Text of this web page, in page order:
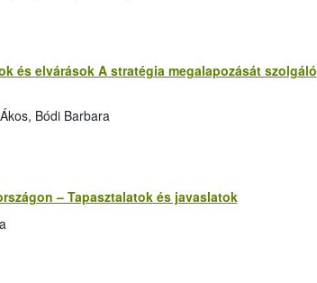
és elvárások A stratégia megalapozását szolgáló
Bódi Barbara
– Tapasztalatok és javaslatok